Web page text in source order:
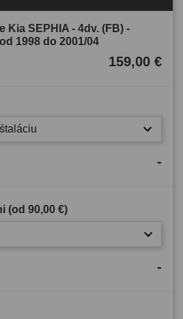
Kia SEPHIA - 4dv. (FB) -
1998 do 2001/04
159,00 €
-
(od 90,00 €)
-